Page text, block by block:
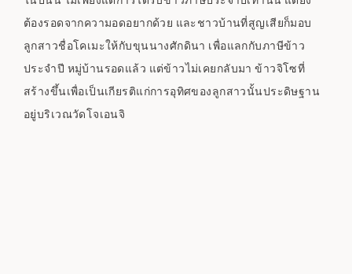
ต้องรอดจากความอดอยากด้วย และชาวบ้านที่สูญเสียก็มอบ
ลูกสาวชื่อโคเมะให้กับขุนนางศักดินา เพื่อแลกกับภาษีข้าว
ประจำปี หมู่บ้านรอดแล้ว แต่ข้าวไม่เคยกลับมา ข้าวจิโซที่
สร้างขึ้นเพื่อเป็นเกียรติแก่การอุทิศของลูกสาวนั้นประดิษฐาน
อยู่บริเวณวัดโจเอนจิ